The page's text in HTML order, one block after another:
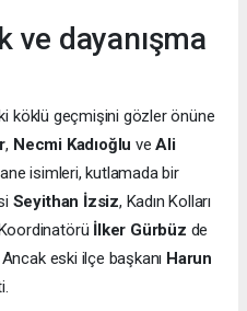
ve dayanışma
köklü geçmişini gözler önüne
, Necmi Kadıoğlu veAli
isimleri, kutlamada bir
Seyithan İzsiz, Kadın Kolları
İlker Gürbüz de
eski ilçe başkanı Harun